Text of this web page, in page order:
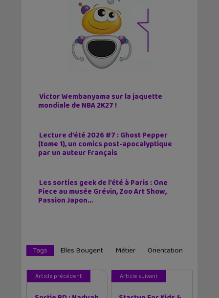
Victor Wembanyama sur la jaquette
mondiale de NBA 2K27 !
Lecture d’été 2026 #7 : Ghost Pepper
(tome 1), un comics post-apocalyptique
par un auteur français
Les sorties geek de l’été à Paris : One
Piece au musée Grévin, Zoo Art Show,
Passion Japon…
Tags Elles Bougent Métier Orientation
Article précédent Article suivant